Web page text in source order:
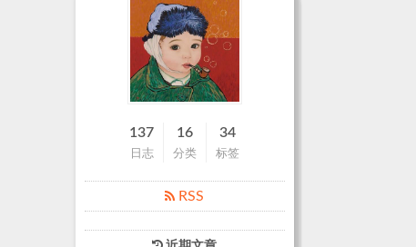
137
日志
16
分类
34
标签
RSS